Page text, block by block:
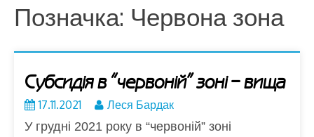
Позначка: Червона зона
Субсидія в “червоній” зоні – вища
17.11.2021
Леся Бардак
У грудні 2021 року в “червоній” зоні